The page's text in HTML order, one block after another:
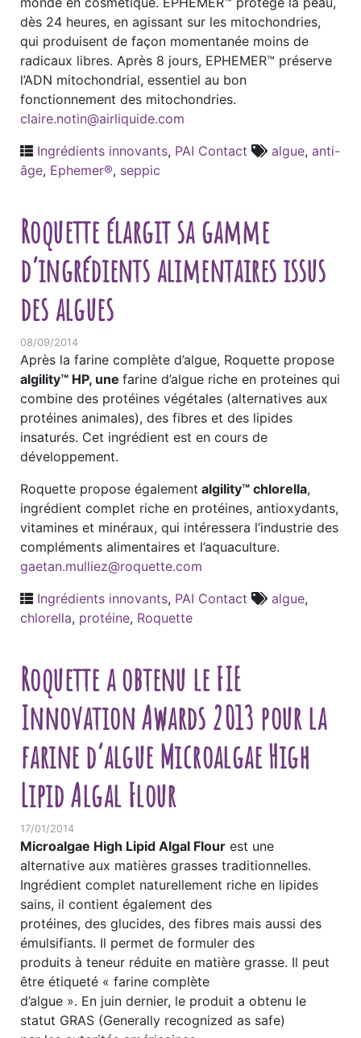
dès 24 heures, en agissant sur les mitochondries,
qui produisent de façon momentanée moins de
radicaux libres. Après 8 jours, EPHEMER™ préserve
l’ADN mitochondrial, essentiel au bon
fonctionnement des mitochondries.
claire.notin@airliquide.com
Ingrédients innovants, PAI Contact algue, anti-
âge, Ephemer®, seppic
Roquette élargit sa gamme
d’ingrédients alimentaires issus
des algues
08/09/2014
Après la farine complète d’algue, Roquette propose
algility™ HP, une farine d’algue riche en proteines qui
combine des protéines végétales (alternatives aux
protéines animales), des fibres et des lipides
insaturés. Cet ingrédient est en cours de
développement.
Roquette propose également algility™ chlorella,
ingrédient complet riche en protéines, antioxydants,
vitamines et minéraux, qui intéressera l’industrie des
compléments alimentaires et l’aquaculture.
gaetan.mulliez@roquette.com
Ingrédients innovants, PAI Contact algue,
chlorella, protéine, Roquette
Roquette a obtenu le FIE
Innovation Awards 2013 pour la
farine d’algue Microalgae High
Lipid Algal Flour
17/01/2014
Microalgae High Lipid Algal Flour est une
alternative aux matières grasses traditionnelles.
Ingrédient complet naturellement riche en lipides
sains, il contient également des
protéines, des glucides, des fibres mais aussi des
émulsifiants. Il permet de formuler des
produits à teneur réduite en matière grasse. Il peut
être étiqueté « farine complète
d’algue ». En juin dernier, le produit a obtenu le
statut GRAS (Generally recognized as safe)